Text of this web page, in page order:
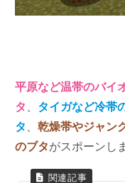
平原など温帯のバイ
タ
タイガなど冷帯
タ
乾燥帯やジャン
のブタがスポーンし